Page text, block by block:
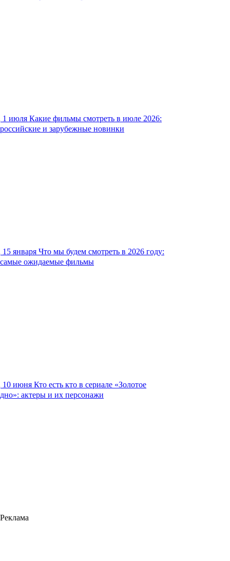
1 июля Какие фильмы смотреть в июле 2026:
российские и зарубежные новинки
15 января Что мы будем смотреть в 2026 году:
самые ожидаемые фильмы
10 июня Кто есть кто в сериале «Золотое
дно»: актеры и их персонажи
Реклама